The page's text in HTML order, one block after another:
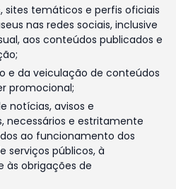
sites temáticos e perfis oficiais
nas redes sociais, inclusive
aos conteúdos publicados e
e da veiculação de conteúdos
promocional;
notícias, avisos e
necessários e estritamente
ao funcionamento dos
serviços públicos, à
às obrigações de